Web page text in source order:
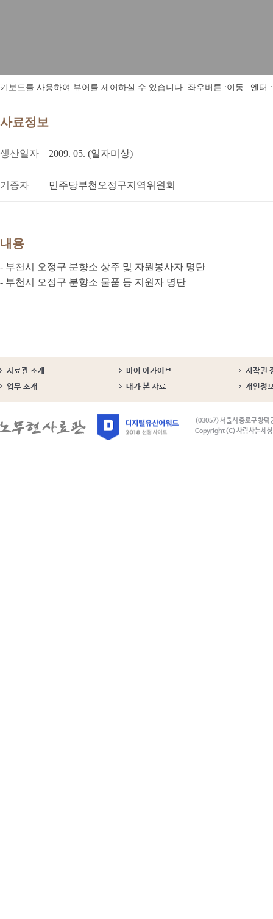
키보드를 사용하여 뷰어를 제어하실 수 있습니다. 좌우버튼 :이동 | 엔터
사료정보
생산일자 2009. 05. (일자미상)
기증자 민주당부천오정구지역위원회
내용
- 부천시 오정구 분향소 상주 및 자원봉사자 명단
- 부천시 오정구 분향소 물품 등 지원자 명단
사료관 소개 마이 아카이브
저작권
업무 소개
내가 본 사료 개인정
(03057) 서울시 종로구 창덕
Copyright (C) 사람사는세